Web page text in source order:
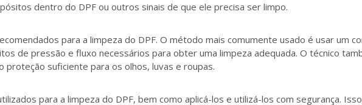
dentro do DPF ou outros sinais de que ele precisa ser limpo.
para a limpeza do DPF. O método mais comumente usado é usar um
de pressão e fluxo necessários para obter uma limpeza adequada. O técnico
suficiente para os olhos, luvas e roupas.
para a limpeza do DPF, bem como aplicá-los e utilizá-los com segurança.